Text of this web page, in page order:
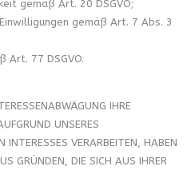
gemäß Art. 20 DSGVO;
gemäß Art. 7 Abs. 3
Art. 77 DSGVO.
IHRE
UNSERES
INTERESSES VERARBEITEN, HABEN
GRÜNDEN, DIE SICH AUS IHRER